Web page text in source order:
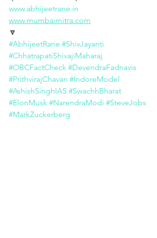
www.abhijeetrane.in
www.mumbaimitra.com
🔽
#AbhijeetRane #ShivJayanti
#ChhatrapatiShivajiMaharaj
#OBCFactCheck #DevendraFadnavis
#PrithvirajChavan #IndoreModel
#AshishSinghIAS #SwachhBharat
#ElonMusk #NarendraModi #SteveJobs
#MarkZuckerberg